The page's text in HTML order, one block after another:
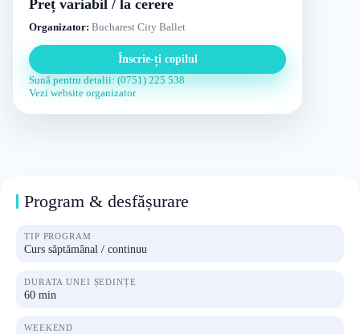
Preț variabil / la cerere
Organizator: Bucharest City Ballet
Înscrie-ți copilul
Sună pentru detalii: (0751) 225 538
Vezi website organizator
Program & desfășurare
TIP PROGRAM
Curs săptămânal / continuu
DURATA UNEI ȘEDINȚE
60 min
WEEKEND